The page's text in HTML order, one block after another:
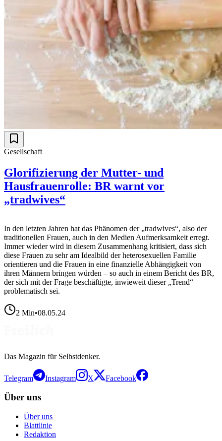
Gesellschaft
Glorifizierung der Mutter- und
Hausfrauenrolle: BR warnt vor
„tradwives“
In den letzten Jahren hat das Phänomen der „tradwives“, also der
traditionellen Frauen, auch in den Medien Aufmerksamkeit erregt.
Immer wieder wird in diesem Zusammenhang kritisiert, dass sich
diese Frauen zu sehr am Idealbild der heterosexuellen Familie
orientieren und die Frauen in eine finanzielle Abhängigkeit von
ihren Männern bringen würden – so auch in einem Bericht des BR,
der sich mit der Frage beschäftigte, inwieweit dieser „Trend“
problematisch sei.
2 Min•08.05.24
Das Magazin für Selbstdenker.
Telegram Instagram X Facebook
Über uns
Über uns
Blattlinie
Redaktion